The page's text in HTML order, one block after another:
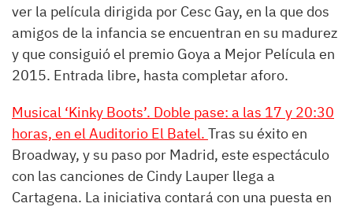
ver la película dirigida por Cesc Gay, en la que dos
amigos de la infancia se encuentran en su madurez
y que consiguió el premio Goya a Mejor Película en
2015. Entrada libre, hasta completar aforo.
Musical ‘Kinky Boots’. Doble pase: a las 17 y 20:30
horas, en el Auditorio El Batel. Tras su éxito en
Broadway, y su paso por Madrid, este espectáculo
con las canciones de Cindy Lauper llega a
Cartagena. La iniciativa contará con una puesta en